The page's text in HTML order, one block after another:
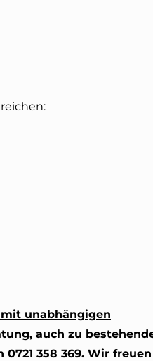
unabhängigen
auch zu
358 369. Wir